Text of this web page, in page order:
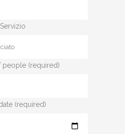
Servizio
people (required)
(required)